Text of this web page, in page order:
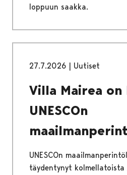
loppuun saakka.
27.7.2026 Uutiset
Villa Mairea
UNESCOn
UNESCOn
täydentynyt kolmellatoista